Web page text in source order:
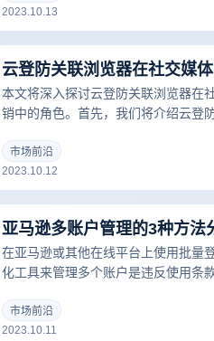
2023.10.13
本文将深入探讨云登防关联浏览器在
销中的角色。首先，我们将介绍云登
的基本知识，包括社交媒体的作用和
最后，我们将总结云登防关联浏览器在
营销中的应用，并展望未来的发展趋
市场前沿
2023.10.12
亚马逊多账户管理的3种方法
在亚马逊或其他在线平台上使用批量
化工具来管理多个账户是违反使用条
户，严禁创建或使用多个账户进行操
以用云登防关联浏览器来规避这些问题
市场前沿
2023.10.11